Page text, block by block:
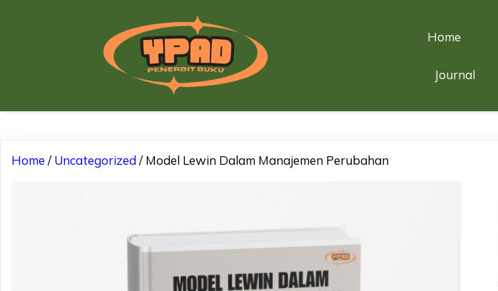
Home
Journal
Home /Uncategorized/ Model Lewin Dalam Manajemen Perubahan